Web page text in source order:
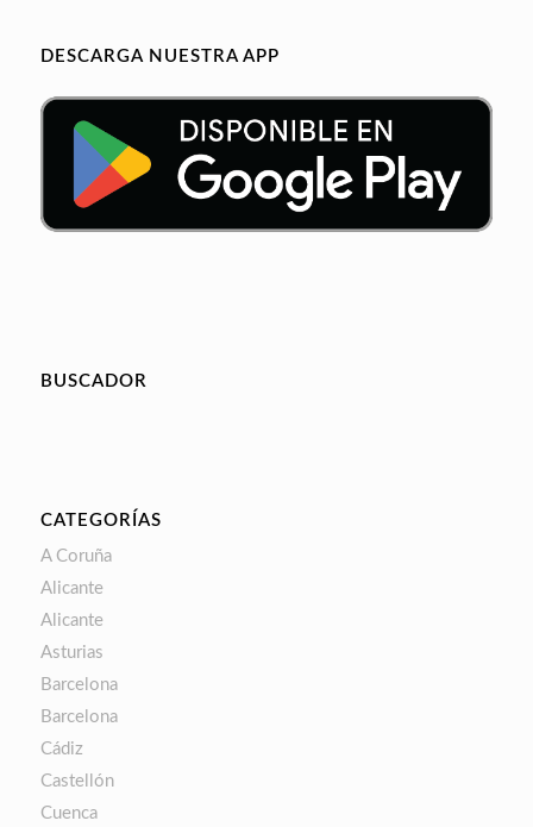
DESCARGA NUESTRA APP
BUSCADOR
CATEGORÍAS
A Coruña
Alicante
Alicante
Asturias
Barcelona
Barcelona
Cádiz
Castellón
Cuenca